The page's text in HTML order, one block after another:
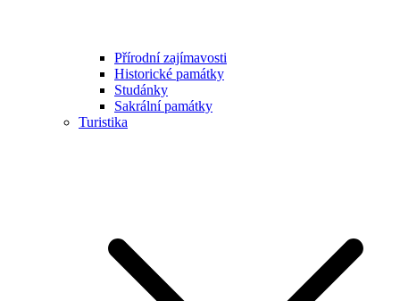
Přírodní zajímavosti
Historické památky
Studánky
Sakrální památky
Turistika